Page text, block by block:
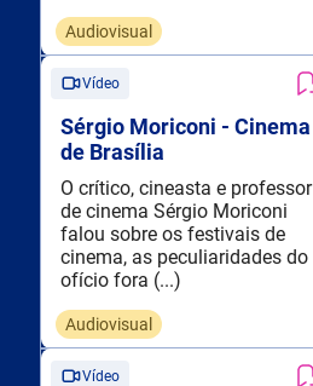
Audiovisual
Vídeo
Sérgio Moriconi - Cinema
de Brasília
O crítico, cineasta e professor
de cinema Sérgio Moriconi
falou sobre os festivais de
cinema, as peculiaridades do
ofício fora (...)
Audiovisual
Vídeo